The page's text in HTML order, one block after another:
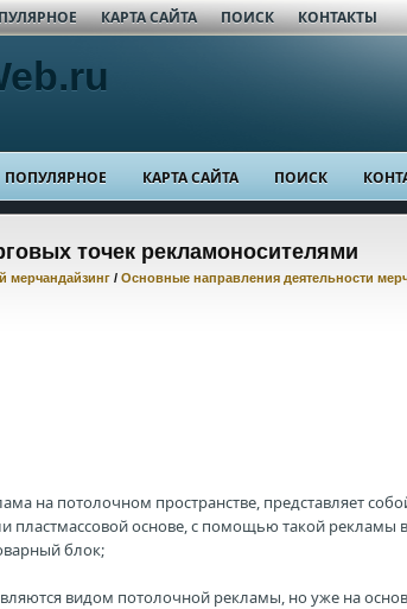
КАРТА САЙТА ПОИСК КОНТАКТЫ
ПОПУЛЯРНОЕ КАРТА САЙТА ПОИСК
точек рекламоносителями
мерчандайзинг / Основные направления деятельности
на потолочном пространстве, представляет
пластмассовой основе, с помощью такой рекламы
блок;
видом потолочной рекламы, но уже на